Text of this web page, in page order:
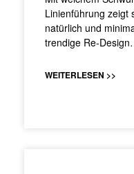
Linienführung zeigt
natürlich und
trendige Re-
WEITERLESEN >>